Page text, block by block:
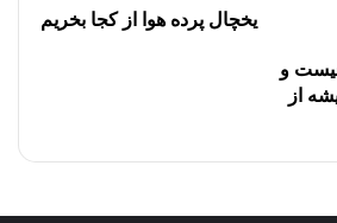
و
از
یخچال پرده هوا از کجا بخریم